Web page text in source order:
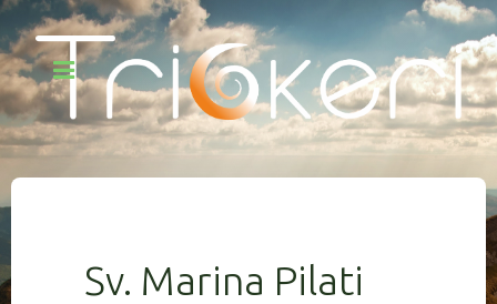
Sv. Marina Pilati